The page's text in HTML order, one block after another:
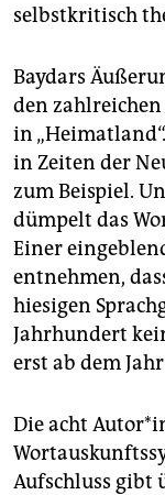
selbstkritisch
Baydars
den
in
in Zeiten der
zum Beispiel.
dümpelt das
Einer
entnehmen,
hiesigen
Jahrhundert
erst ab dem
Die acht
Aufschluss gibt